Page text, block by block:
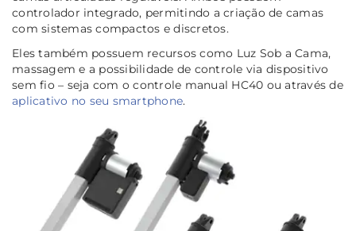
controlador integrado, permitindo a criação de camas
com sistemas compactos e discretos.
Eles também possuem recursos como Luz Sob a Cama,
massagem e a possibilidade de controle via dispositivo
sem fio – seja com o controle manual HC40 ou através de
aplicativo no seu smartphone.